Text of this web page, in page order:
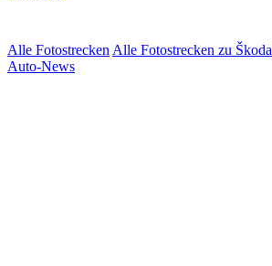
Alle Fotostrecken Alle Fotostrecken zu Škoda
Auto-News